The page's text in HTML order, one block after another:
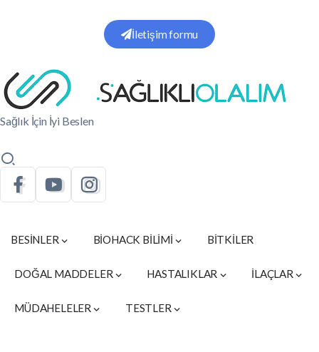
İletişim formu
Sağlık İçin İyi Beslen
BESİNLER BİOHACK BİLİMİ BİTKİLER
DOĞAL MADDELER HASTALIKLAR İLAÇLAR
MÜDAHELELER TESTLER